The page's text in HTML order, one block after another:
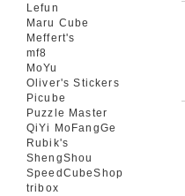
Lefun
Maru Cube
Meffert's
mf8
MoYu
Oliver's Stickers
Picube
Puzzle Master
QiYi MoFangGe
Rubik's
ShengShou
SpeedCubeShop
tribox